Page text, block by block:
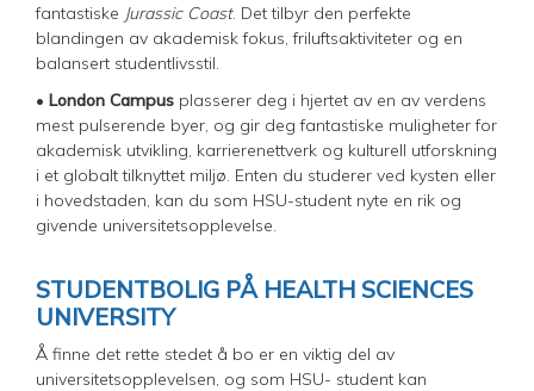
fantastiske Jurassic Coast. Det tilbyr den perfekte
blandingen av akademisk fokus, friluftsaktiviteter og en
balansert studentlivsstil.
• London Campus plasserer deg i hjertet av en av verdens
mest pulserende byer, og gir deg fantastiske muligheter for
akademisk utvikling, karrierenettverk og kulturell utforskning
i et globalt tilknyttet miljø. Enten du studerer ved kysten eller
i hovedstaden, kan du som HSU-student nyte en rik og
givende universitetsopplevelse.
STUDENTBOLIG PÅ HEALTH SCIENCES
UNIVERSITY
Å finne det rette stedet å bo er en viktig del av
universitetsopplevelsen, og som HSU- student kan